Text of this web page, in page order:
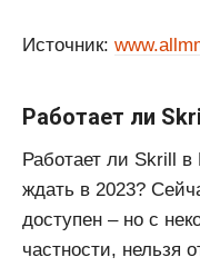
Источник:
Работает ли
Работает ли Skrill в
ждать в 2023?
доступен – но с
частности, нельзя